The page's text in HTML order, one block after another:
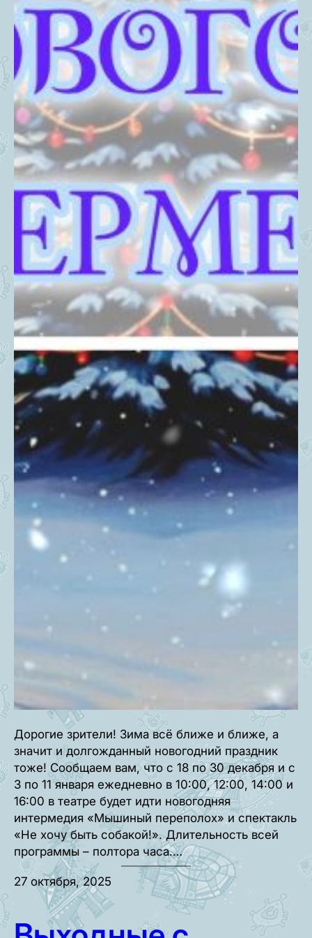
Дорогие зрители! Зима всё ближе и ближе, а
значит и долгожданный новогодний праздник
тоже! Сообщаем вам, что с 18 по 30 декабря и с
3 по 11 января ежедневно в 10:00, 12:00, 14:00 и
16:00 в театре будет идти новогодняя
интермедия «Мышиный переполох» и спектакль
«Не хочу быть собакой!». Длительность всей
программы – полтора часа.…
27 октября, 2025